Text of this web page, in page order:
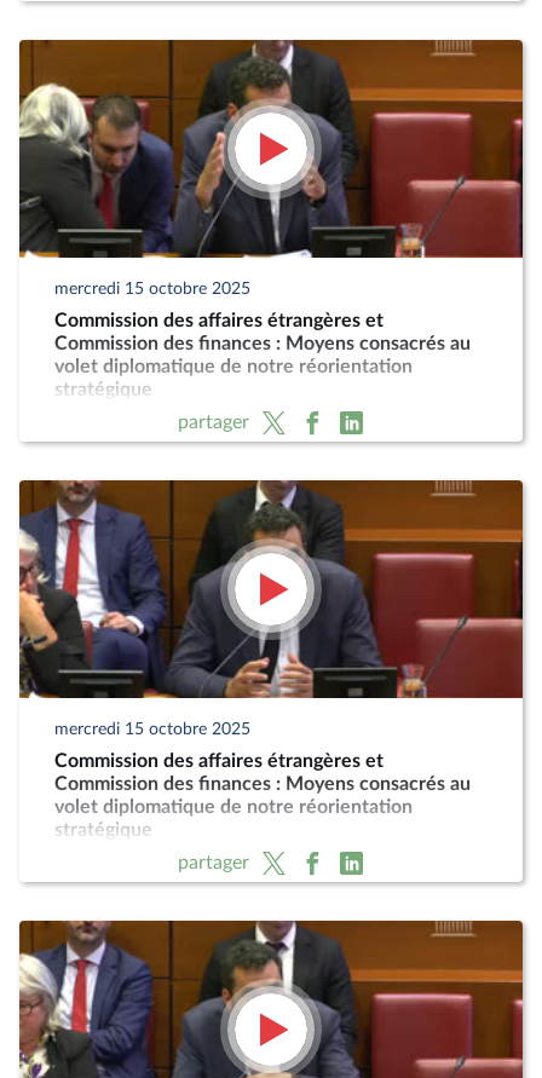
mercredi 15 octobre 2025
Commission des affaires étrangères et
Commission des finances : Moyens consacrés au
volet diplomatique de notre réorientation
stratégique
partager
mercredi 15 octobre 2025
Commission des affaires étrangères et
Commission des finances : Moyens consacrés au
volet diplomatique de notre réorientation
stratégique
partager